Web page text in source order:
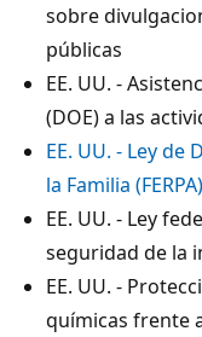
sobre
públicas
EE. UU. -
(DOE) a las
EE. UU. - Ley
la Familia (FERPA)
EE. UU. - Ley
seguridad de la
EE. UU. -
químicas frente